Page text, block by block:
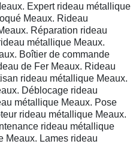
Expert rideau métallique
Meaux. Rideau
Réparation rideau
métallique Meaux.
Boîtier de commande
de Fer Meaux. Rideau
rideau métallique Meaux.
Déblocage rideau
métallique Meaux. Pose
rideau métallique Meaux.
rideau métallique
Meaux. Lames rideau